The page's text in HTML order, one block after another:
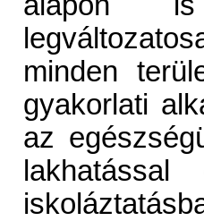
minden
gyakorlati
az